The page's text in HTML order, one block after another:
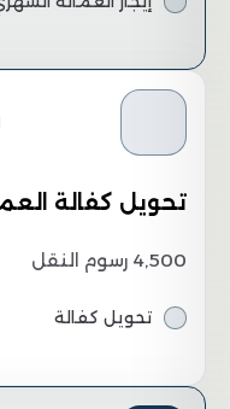
تحويل كفالة
4,500 رسوم النقل
تحويل كفالة